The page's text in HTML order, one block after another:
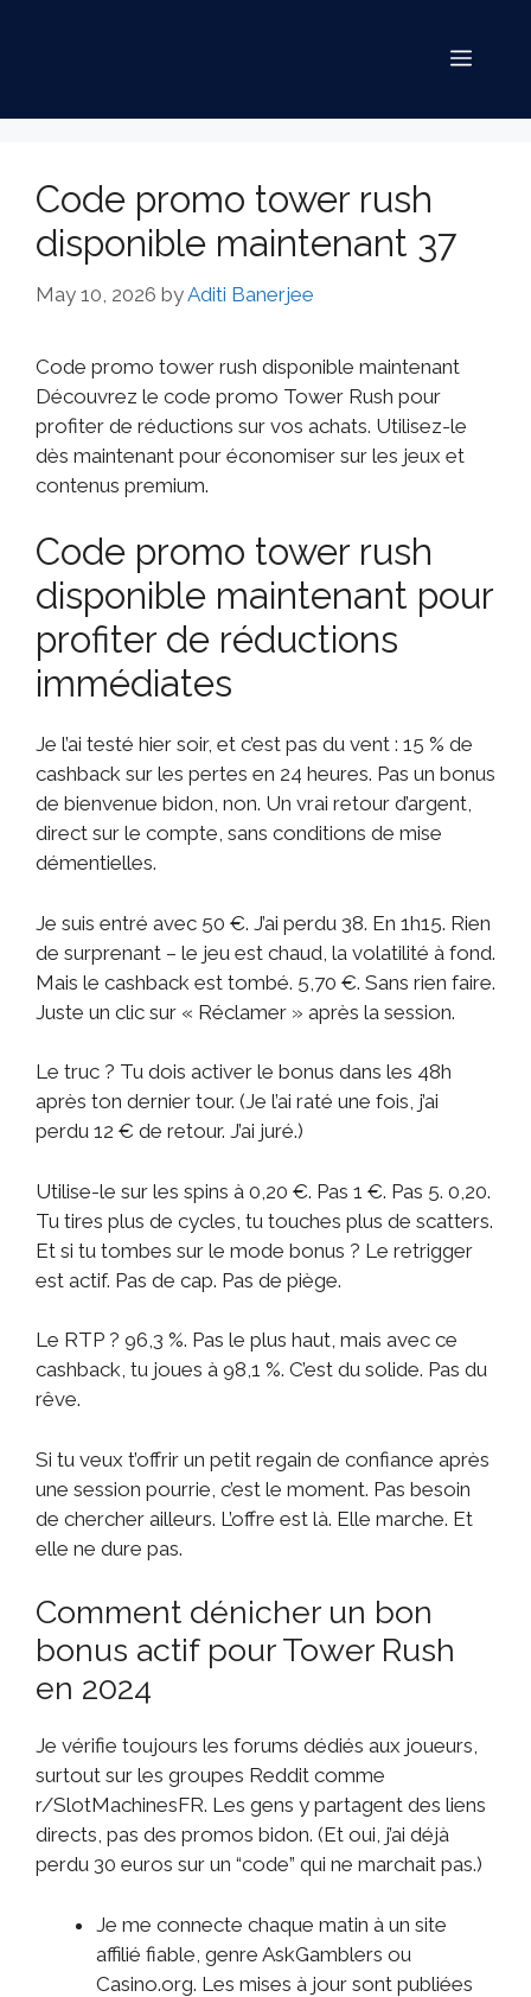
Code promo tower rush
disponible maintenant 37
May 10, 2026 byAditi Banerjee
Code promo tower rush disponible maintenant
Découvrez le code promo Tower Rush pour
profiter de réductions sur vos achats. Utilisez-le
dès maintenant pour économiser sur les jeux et
contenus premium.
Code promo tower rush
disponible maintenant pour
profiter de réductions
immédiates
Je l’ai testé hier soir, et c’est pas du vent : 15 % de
cashback sur les pertes en 24 heures. Pas un bonus
de bienvenue bidon, non. Un vrai retour d’argent,
direct sur le compte, sans conditions de mise
démentielles.
Je suis entré avec 50 €. J’ai perdu 38. En 1h15. Rien
de surprenant – le jeu est chaud, la volatilité à fond.
Mais le cashback est tombé. 5,70 €. Sans rien faire.
Juste un clic sur « Réclamer » après la session.
Le truc ? Tu dois activer le bonus dans les 48h
après ton dernier tour. (Je l’ai raté une fois, j’ai
perdu 12 € de retour. J’ai juré.)
Utilise-le sur les spins à 0,20 €. Pas 1 €. Pas 5. 0,20.
Tu tires plus de cycles, tu touches plus de scatters.
Et si tu tombes sur le mode bonus ? Le retrigger
est actif. Pas de cap. Pas de piège.
Le RTP ? 96,3 %. Pas le plus haut, mais avec ce
cashback, tu joues à 98,1 %. C’est du solide. Pas du
rêve.
Si tu veux t’offrir un petit regain de confiance après
une session pourrie, c’est le moment. Pas besoin
de chercher ailleurs. L’offre est là. Elle marche. Et
elle ne dure pas.
Comment dénicher un bon
bonus actif pour Tower Rush
en 2024
Je vérifie toujours les forums dédiés aux joueurs,
surtout sur les groupes Reddit comme
r/SlotMachinesFR. Les gens y partagent des liens
directs, pas des promos bidon. (Et oui, j’ai déjà
perdu 30 euros sur un “code” qui ne marchait pas.)
Je me connecte chaque matin à un site
affilié fiable, genre AskGamblers ou
Casino.org. Les mises à jour sont publiées